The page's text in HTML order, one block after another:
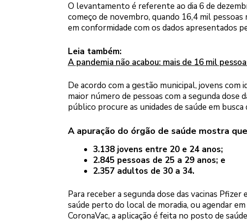
O levantamento é referente ao dia 6 de
começo de novembro, quando 16,4 mil
em conformidade com os dados apresentados
Leia também:
A pandemia não acabou: mais de 16 mil
De acordo com a gestão municipal, jovens com
maior número de pessoas com a segunda dose
público procure as unidades de saúde em busca
A apuração do órgão de saúde mostra
3.138 jovens entre 20 e 24 anos;
2.845 pessoas de 25 a 29 anos; e
2.357 adultos de 30 a 34.
Para receber a segunda dose das vacinas
saúde perto do local de moradia, ou agendar em
CoronaVac, a aplicação é feita no posto de